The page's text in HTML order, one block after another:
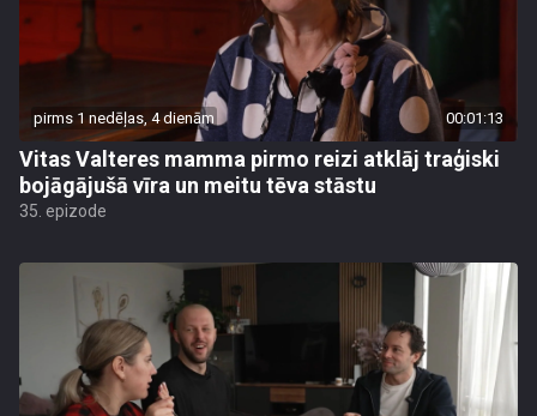
pirms 1 nedēļas, 4 dienām 00:01:13
Vitas Valteres mamma pirmo reizi atklāj traģiski
bojāgājušā vīra un meitu tēva stāstu
35. epizode